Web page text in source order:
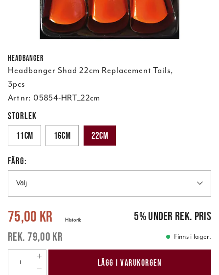
Headbanger
Headbanger Shad 22cm Replacement Tails,
3pcs
Art nr: 05854-HRT_22cm
STORLEK
11cm
16cm 22cm
FÄRG:
Välj
Nuvarande pris: 79,00 kr
75,00 kr
79,00 kr
Historik 5%under rek. pris
Finns i lager.
LÄGG I VARUKORGEN